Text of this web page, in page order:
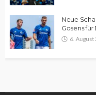
Neue
Gosens für
6. August